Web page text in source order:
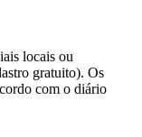
locais ou
gratuito). Os
com o diário